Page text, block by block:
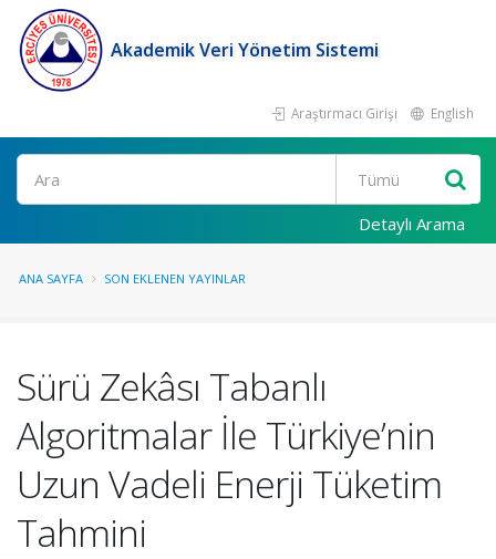
Akademik Veri Yönetim Sistemi
Araştırmacı Girişi English
Ara
Detaylı Arama
ANA SAYFA SON EKLENEN YAYINLAR
Sürü Zekâsı Tabanlı
Algoritmalar İle Türkiye’nin
Uzun Vadeli Enerji Tüketim
Tahmini